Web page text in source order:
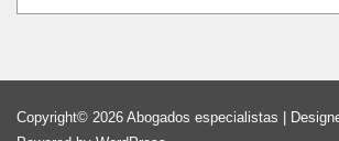
Copyright© 2026 Abogados especialistas |